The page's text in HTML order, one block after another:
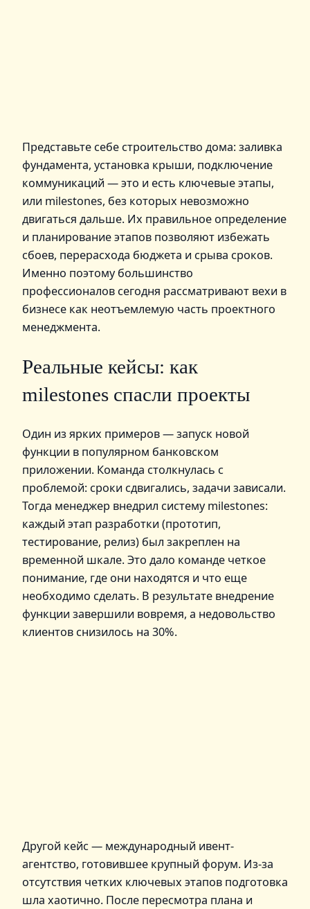
Представьте себе строительство дома: заливка
фундамента, установка крыши, подключение
коммуникаций — это и есть ключевые этапы,
или milestones, без которых невозможно
двигаться дальше. Их правильное определение
и планирование этапов позволяют избежать
сбоев, перерасхода бюджета и срыва сроков.
Именно поэтому большинство
профессионалов сегодня рассматривают вехи в
бизнесе как неотъемлемую часть проектного
менеджмента.
Реальные кейсы: как
milestones спасли проекты
Один из ярких примеров — запуск новой
функции в популярном банковском
приложении. Команда столкнулась с
проблемой: сроки сдвигались, задачи зависали.
Тогда менеджер внедрил систему milestones:
каждый этап разработки (прототип,
тестирование, релиз) был закреплен на
временной шкале. Это дало команде четкое
понимание, где они находятся и что еще
необходимо сделать. В результате внедрение
функции завершили вовремя, а недовольство
клиентов снизилось на 30%.
Другой кейс — международный ивент-
агентство, готовившее крупный форум. Из-за
отсутствия четких ключевых этапов подготовка
шла хаотично. После пересмотра плана и